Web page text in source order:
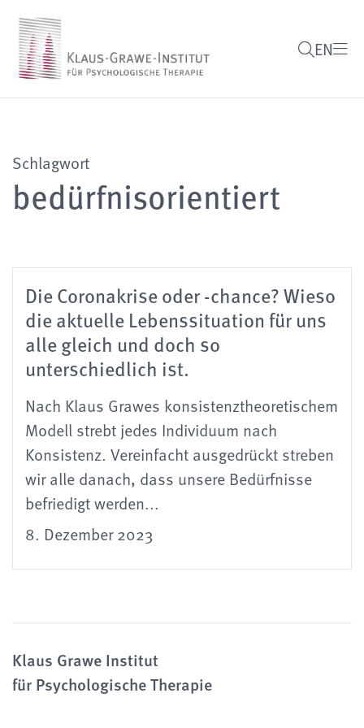
EN
Schlagwort
bedürfnisorientiert
Die Coronakrise oder -chance? Wieso
die aktuelle Lebenssituation für uns
alle gleich und doch so
unterschiedlich ist.
Nach Klaus Grawes konsistenztheoretischem
Modell strebt jedes Individuum nach
Konsistenz. Vereinfacht ausgedrückt streben
wir alle danach, dass unsere Bedürfnisse
befriedigt werden...
8. Dezember 2023
Klaus Grawe Institut
für Psychologische Therapie